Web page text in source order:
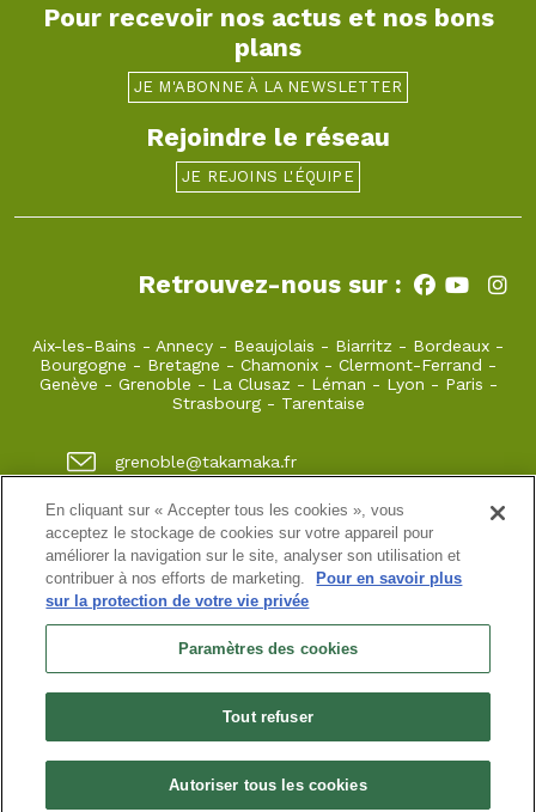
Pour recevoir nos actus et nos bons
plans
JE M'ABONNE À LA NEWSLETTER
Rejoindre le réseau
JE REJOINS L'ÉQUIPE
Retrouvez-nous sur :
Aix-les-Bains - Annecy - Beaujolais - Biarritz - Bordeaux -
Bourgogne - Bretagne - Chamonix - Clermont-Ferrand -
Genève - Grenoble - La Clusaz - Léman - Lyon - Paris -
Strasbourg- Tarentaise
grenoble@takamaka.fr
04 80 42 00 70
1 quai de créqui 38000 GRENOBLE
Site classique-Mon compte-Informations pratiques-
Conditions générales de vente
Newsletter
légales-Données personnelles
N° de SIRET : 925 251 613 immatriculée au RCS de Grenoble
N° de TVA intracommunautaire : FR38 925 251 613
Habilitation n° HA.074.96.0039 | Agrément N° ET730501093 | RC
professionnelle : Azzuro Assurances 114 912 039 et 115 403 698
En cliquant sur « Accepter tous les cookies », vous
acceptez le stockage de cookies sur votre appareil pour
améliorer la navigation sur le site, analyser son utilisation et
contribuer à nos efforts de marketing.
Pour en savoir plus
sur la protection de votre vie privée
Paramètres des cookies
Tout refuser
Autoriser tous les cookies